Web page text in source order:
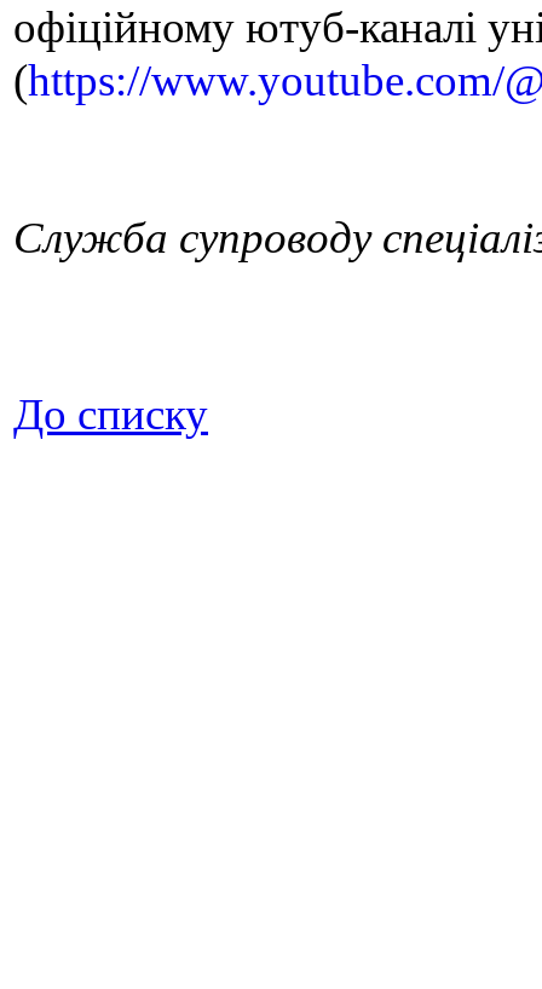
офіційному ютуб-каналі
(https://www.youtube.com/
Служба супроводу
До списку